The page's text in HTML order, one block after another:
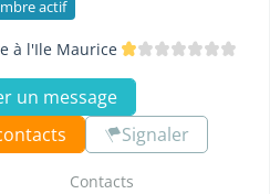
actif
à l'Ile Maurice
un message
Signaler
Contacts